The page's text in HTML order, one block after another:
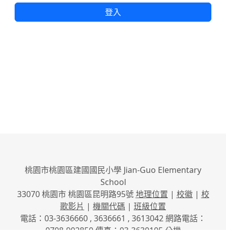
登入
桃園市桃園區建國國民小學 Jian-Guo Elementary
School
33070 桃園市 桃園區昆明路95號地理位置 | 校徽| 校
歌影片 | 機關代碼 | 班級位置
電話：03-3636660 , 3636661 , 3613042 網路電話：
0708-902850 傳真：03-3630105 分機